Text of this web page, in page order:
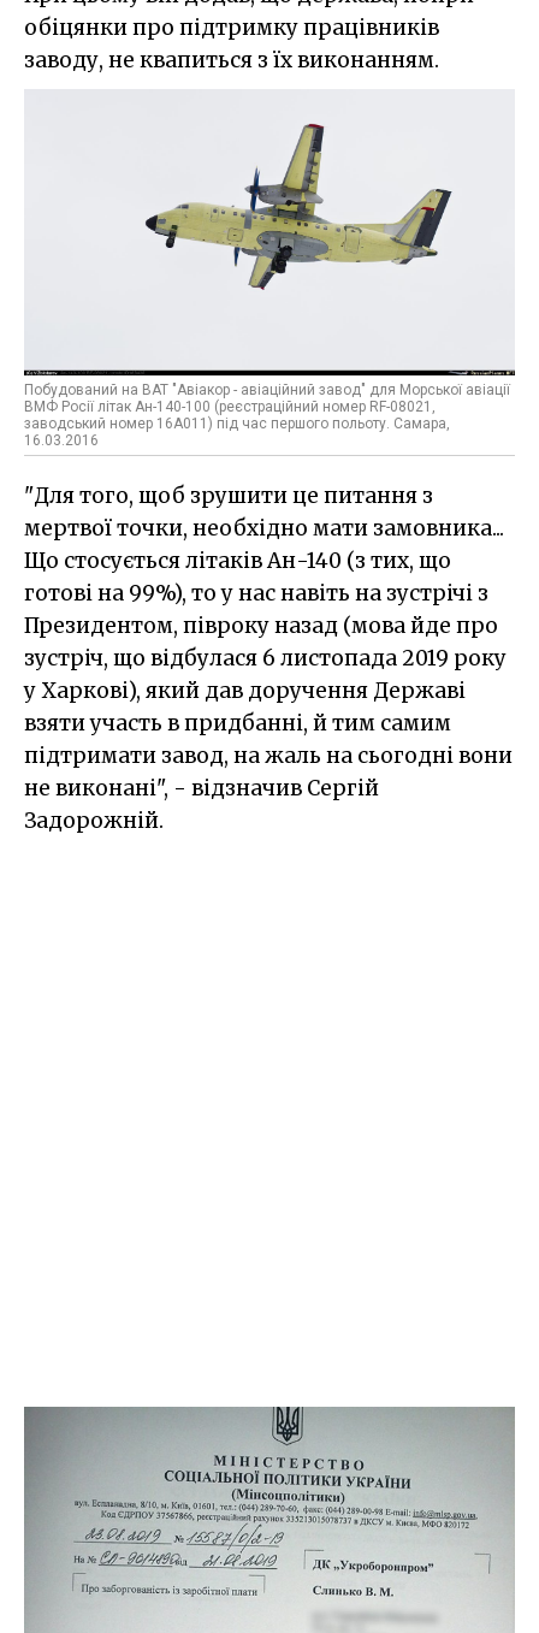
обіцянки про підтримку працівників
заводу, не квапиться з їх виконанням.
Побудований на ВАТ "Авіакор - авіаційний завод" для Морської авіації
ВМФ Росії літак Ан-140-100 (реєстраційний номер RF-08021,
заводський номер 16А011) під час першого польоту. Самара,
16.03.2016
"Для того, щоб зрушити це питання з
мертвої точки, необхідно мати замовника...
Що стосується літаків Ан-140 (з тих, що
готові на 99%), то у нас навіть на зустрічі з
Президентом, півроку назад (мова йде про
зустріч, що відбулася 6 листопада 2019 року
у Харкові), який дав доручення Державі
взяти участь в придбанні, й тим самим
підтримати завод, на жаль на сьогодні вони
не виконані", - відзначив Сергій
Задорожній.